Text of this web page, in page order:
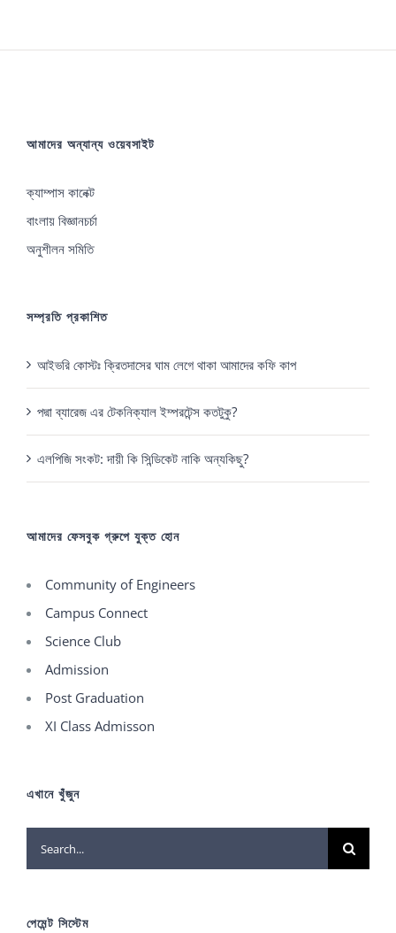
আমাদের অন্যান্য ওয়েবসাইট
ক্যাম্পাস কানেক্ট
বাংলায় বিজ্ঞানচর্চা
অনুশীলন সমিতি
সম্প্রতি প্রকাশিত
আইভরি কোস্টঃ ক্রিতদাসের ঘাম লেগে থাকা আমাদের কফি কাপ
পদ্মা ব্যারেজ এর টেকনিক্যাল ইম্পরটেন্স কতটুকু?
এলপিজি সংকট: দায়ী কি সিন্ডিকেট নাকি অন্যকিছু?
আমাদের ফেসবুক গ্রুপে যুক্ত হোন
Community of Engineers
Campus Connect
Science Club
Admission
Post Graduation
XI Class Admisson
এখানে খুঁজুন
Search
for:
পেমেন্ট সিস্টেম